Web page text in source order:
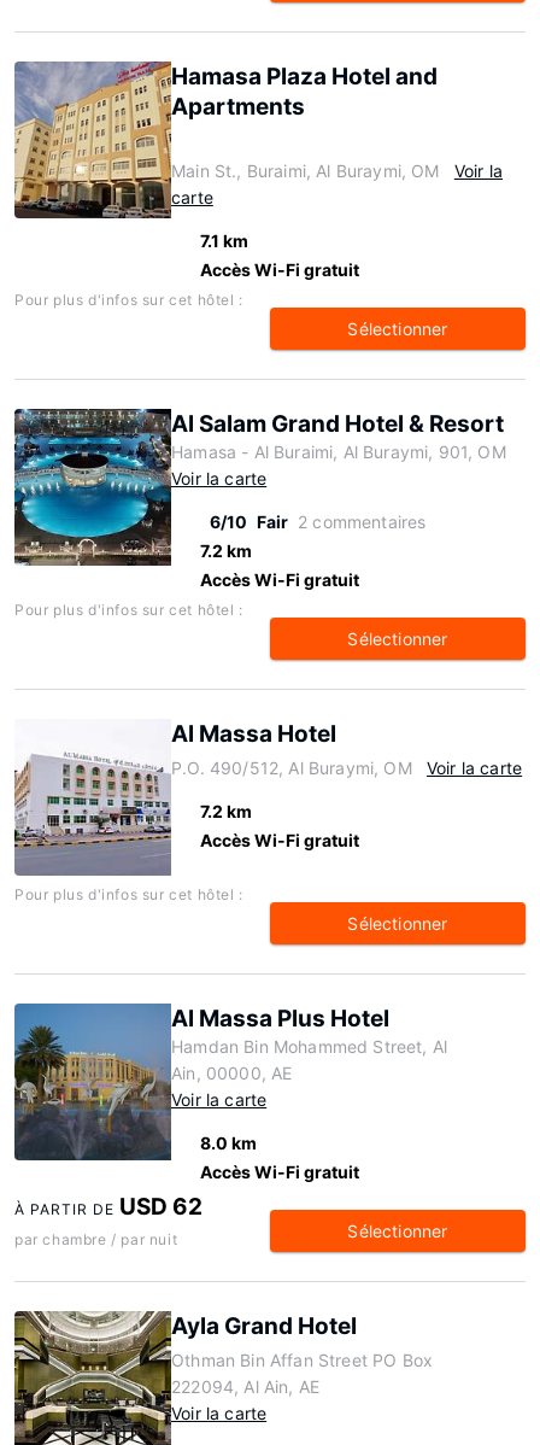
Hamasa Plaza Hotel and
Apartments
Main St., Buraimi, Al Buraymi, OM
Voir la
carte
7.1 km
Accès Wi-Fi gratuit
Pour plus d'infos sur cet hôtel :
Sélectionner
Al Salam Grand Hotel & Resort
Hamasa - Al Buraimi, Al Buraymi, 901, OM
Voir la carte
6/10 Fair 2 commentaires
7.2 km
Accès Wi-Fi gratuit
Pour plus d'infos sur cet hôtel :
Sélectionner
Al Massa Hotel
P.O. 490/512, Al Buraymi, OM Voir la carte
7.2 km
Accès Wi-Fi gratuit
Pour plus d'infos sur cet hôtel :
Sélectionner
Al Massa Plus Hotel
Hamdan Bin Mohammed Street, Al
Ain, 00000, AE
Voir la carte
8.0 km
Accès Wi-Fi gratuit
À PARTIR DE USD 62
par chambre / par nuit Sélectionner
Ayla Grand Hotel
Othman Bin Affan Street PO Box
222094, Al Ain, AE
Voir la carte